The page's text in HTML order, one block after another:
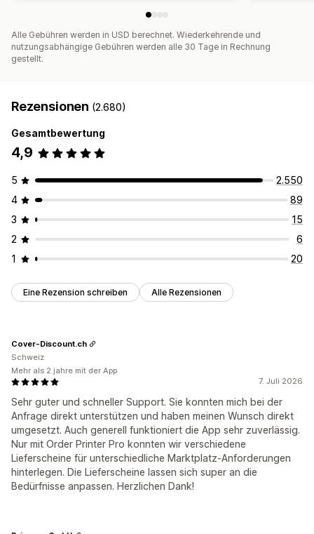
Alle Gebühren werden in USD berechnet. Wiederkehrende und
nutzungsabhängige Gebühren werden alle 30 Tage in Rechnung
gestellt.
Rezensionen (2.680)
Gesamtbewertung
4,9
5
2.550
4
89
3
15
2
6
1
20
Eine Rezension schreiben Alle Rezensionen
7. Juli 2026
Sehr guter und schneller Support. Sie konnten mich bei der
Anfrage direkt unterstützen und haben meinen Wunsch direkt
umgesetzt. Auch generell funktioniert die App sehr zuverlässig.
Nur mit Order Printer Pro konnten wir verschiedene
Lieferscheine für unterschiedliche Marktplatz-Anforderungen
hinterlegen. Die Lieferscheine lassen sich super an die
Bedürfnisse anpassen. Herzlichen Dank!
Cover-Discount.ch
Schweiz
Mehr als 2 jahre mit der App